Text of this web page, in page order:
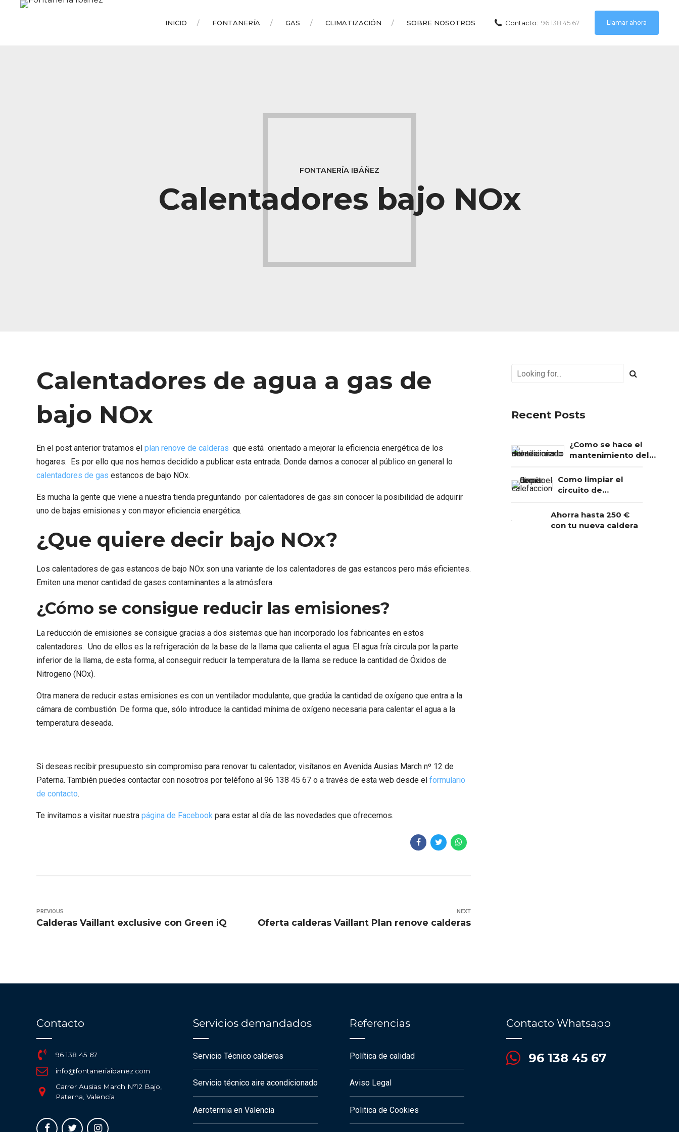
Contacto: 96 138 45 67 Llamar ahora
INICIO FONTANERÍA GAS CLIMATIZACIÓN SOBRE NOSOTROS
FONTANERÍA IBÁÑEZ
Calentadores bajo NOx
Calentadores de agua a gas de
bajo NOx
En el post anterior tratamos el plan renove de calderas que está orientado a mejorar la eficiencia energética de los
hogares. Es por ello que nos hemos decidido a publicar esta entrada. Donde damos a conocer al público en general lo
calentadores de gas estancos de bajo NOx.
Es mucha la gente que viene a nuestra tienda preguntando por calentadores de gas sin conocer la posibilidad de adquirir
uno de bajas emisiones y con mayor eficiencia energética.
¿Que quiere decir bajo NOx?
Los calentadores de gas estancos de bajo NOx son una variante de los calentadores de gas estancos pero más eficientes.
Emiten una menor cantidad de gases contaminantes a la atmósfera.
¿Cómo se consigue reducir las emisiones?
La reducción de emisiones se consigue gracias a dos sistemas que han incorporado los fabricantes en estos
calentadores. Uno de ellos es la refrigeración de la base de la llama que calienta el agua. El agua fría circula por la parte
inferior de la llama, de esta forma, al conseguir reducir la temperatura de la llama se reduce la cantidad de Óxidos de
Nitrogeno (NOx).
Otra manera de reducir estas emisiones es con un ventilador modulante, que gradúa la cantidad de oxígeno que entra a la
cámara de combustión. De forma que, sólo introduce la cantidad mínima de oxígeno necesaria para calentar el agua a la
temperatura deseada.
Si deseas recibir presupuesto sin compromiso para renovar tu calentador, visítanos en Avenida Ausias March nº 12 de
Paterna. También puedes contactar con nosotros por teléfono al 96 138 45 67 o a través de esta web desde el formulario
de contacto.
Te invitamos a visitar nuestra página de Facebook para estar al día de las novedades que ofrecemos.
PREVIOUS
Calderas Vaillant exclusive con Green iQ
NEXT
Oferta calderas Vaillant Plan renove calderas
Recent Posts
¿Como se hace el
mantenimiento del
Como limpiar el
circuito de
Ahorra hasta 250 €
con tu nueva caldera
Contacto
96 138 45 67
info@fontaneriaibanez.com
Carrer Ausias March Nº12 Bajo,
Paterna, Valencia
Servicios demandados
Servicio Técnico calderas
Servicio técnico aire acondicionado
Aerotermia en Valencia
Referencias
Política de calidad
Aviso Legal
Politica de Cookies
Contacto Whatsapp
96 138 45 67